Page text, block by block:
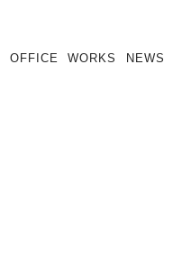
OFFICE WORKS NEWS